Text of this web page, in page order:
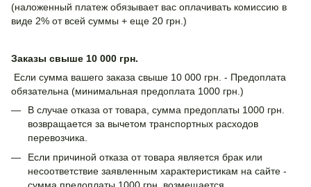
(наложенный платеж обязывает вас оплачивать комиссию в
виде 2% от всей суммы + еще 20 грн.)
Заказы свыше 10 000 грн.
Если сумма вашего заказа свыше 10 000 грн. - Предоплата
обязательна (минимальная предоплата 1000 грн.)
В случае отказа от товара, сумма предоплаты 1000 грн.
возвращается за вычетом транспортных расходов
перевозчика.
Если причиной отказа от товара является брак или
несоответствие заявленным характеристикам на сайте -